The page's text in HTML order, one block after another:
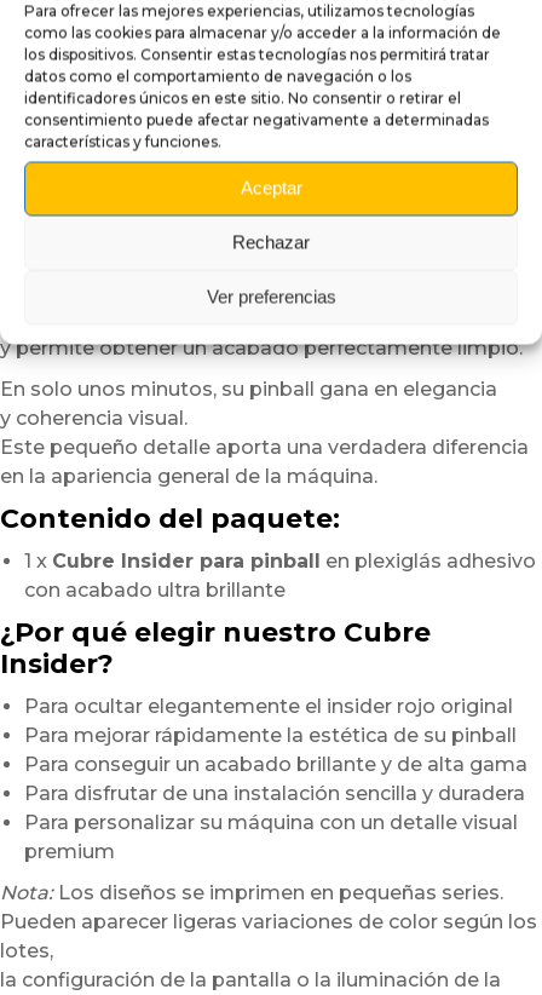
Para ofrecer las mejores experiencias, utilizamos tecnologías
como las cookies para almacenar y/o acceder a la información de
los dispositivos. Consentir estas tecnologías nos permitirá tratar
datos como el comportamiento de navegación o los
identificadores únicos en este sitio. No consentir o retirar el
consentimiento puede afectar negativamente a determinadas
características y funciones.
Aceptar
Rechazar
Ver preferencias
En caso de temperaturas bajas,
puede calentar ligeramente la superficie o el adhesivo
con un secador de pelo a baja potencia.
Este paso mejora la flexibilidad del material
y optimiza la adherencia.
Sin embargo, nunca debe sobrecalentarse la pieza.
Una vez colocado, aplique progresivamente el cubre
desde el centro hacia los bordes.
y permite obtener un acabado perfectamente limpio.
En solo unos minutos, su pinball gana en elegancia
y coherencia visual.
Este pequeño detalle aporta una verdadera diferencia
en la apariencia general de la máquina.
Contenido del paquete:
1 x Cubre Insider para pinball en plexiglás adhesivo
con acabado ultra brillante
¿Por qué elegir nuestro Cubre
Insider?
Para ocultar elegantemente el insider rojo original
Para mejorar rápidamente la estética de su pinball
Para conseguir un acabado brillante y de alta gama
Para disfrutar de una instalación sencilla y duradera
Para personalizar su máquina con un detalle visual
premium
Nota:Los diseños se imprimen en pequeñas series.
Pueden aparecer ligeras variaciones de color según los
lotes,
la configuración de la pantalla o la iluminación de la